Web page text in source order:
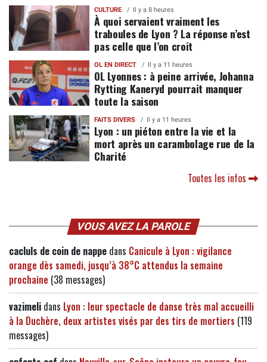
CULTURE Il y a 8 heures
À quoi servaient vraiment les
traboules de Lyon ? La réponse n’est
pas celle que l’on croit
OL EN DIRECT Il y a 11 heures
OL Lyonnes : à peine arrivée, Johanna
Rytting Kaneryd pourrait manquer
toute la saison
FAITS DIVERS Il y a 11 heures
Lyon : un piéton entre la vie et la
mort après un carambolage rue de la
Charité
Toutes les infos
VOUS AVEZ LA PAROLE
cacluls de coin de nappe dans Canicule à Lyon : vigilance
orange dès samedi, jusqu’à 38°C attendus la semaine
prochaine (38 messages)
vazimeli dans Lyon : leur spectacle de danse très mal accueilli
à la Duchère, deux artistes visés par des tirs de mortiers (119
messages)